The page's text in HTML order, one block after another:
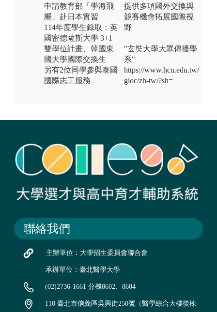
申請教育部「學海飛
颺」赴日本實習
114年度學生錄取：英
國密德薩斯大學 3+1
雙學位計畫、韓國東
國大學國際交換生
另有2位同學參與泰國
國際志工服務
提供多項國外交換與
競賽機會拓展國際視
野
"玄奘大學大眾傳播學
系"
https://www.hcu.edu.tw/
gioc/zh-tw/?sh=
聯絡我們
主辦單位：大學招生委員會聯合會
承辦單位：臺北醫學大學
(02)2736-1661 分機8602、8604
110 臺北市信義區吳興街250號（醫學綜合大樓後棟